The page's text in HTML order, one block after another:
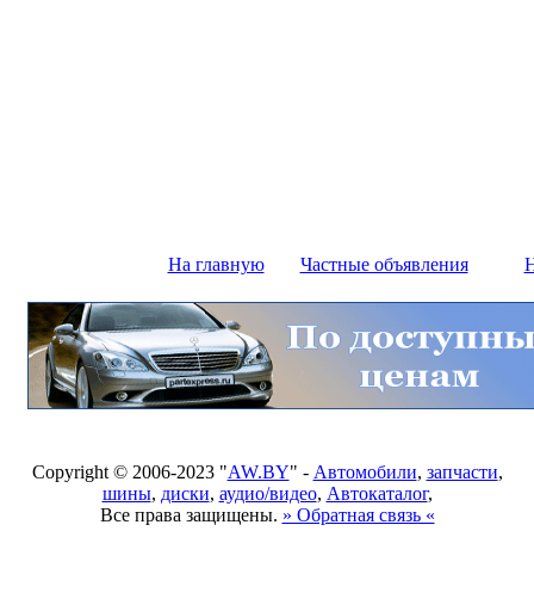
На главную Частные объявления
Copyright © 2006-2023 "AW.BY" - Автомобили, запчасти,
шины, диски, аудио/видео, Автокаталог,
Все права защищены. » Обратная связь «